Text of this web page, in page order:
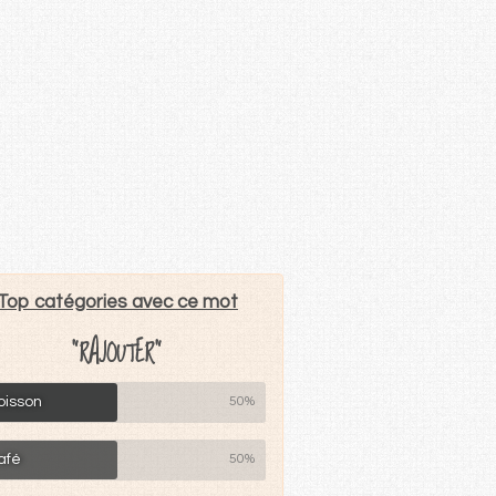
catégories avec ce mot
"RAJOUTER"
50%
50%